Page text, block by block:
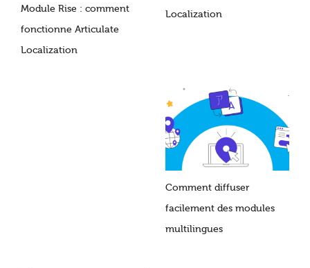
Module Rise : comment
fonctionne Articulate
Localization
Localization
Comment diffuser
facilement des modules
multilingues